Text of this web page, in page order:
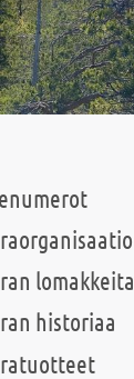
lomakkeita
historiaa